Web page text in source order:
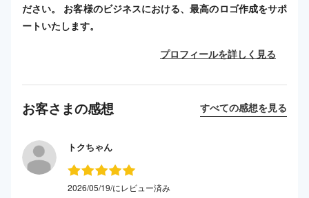
ださい。 お客様のビジネスにおける、最高のロゴ作成をサポ
ートいたします。
プロフィールを詳しく見る
お客さまの感想 すべての感想を見る
トクちゃん
2026/05/19/にレビュー済み